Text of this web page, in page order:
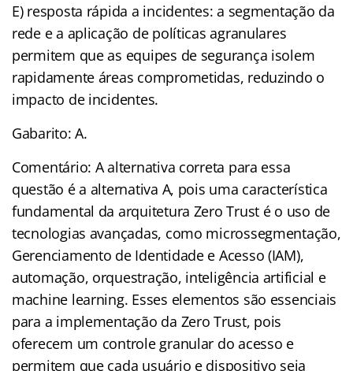
E) resposta rápida a incidentes: a segmentação da
rede e a aplicação de políticas agranulares
permitem que as equipes de segurança isolem
rapidamente áreas comprometidas, reduzindo o
impacto de incidentes.
Gabarito: A.
Comentário: A alternativa correta para essa
questão é a alternativa A, pois uma característica
fundamental da arquitetura Zero Trust é o uso de
tecnologias avançadas, como microssegmentação,
Gerenciamento de Identidade e Acesso (IAM),
automação, orquestração, inteligência artificial e
machine learning. Esses elementos são essenciais
para a implementação da Zero Trust, pois
oferecem um controle granular do acesso e
permitem que cada usuário e dispositivo seja